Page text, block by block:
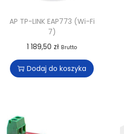
AP TP-LINK EAP773 (Wi-Fi
7)
1 189,50 zł Brutto
Dodaj do koszyka